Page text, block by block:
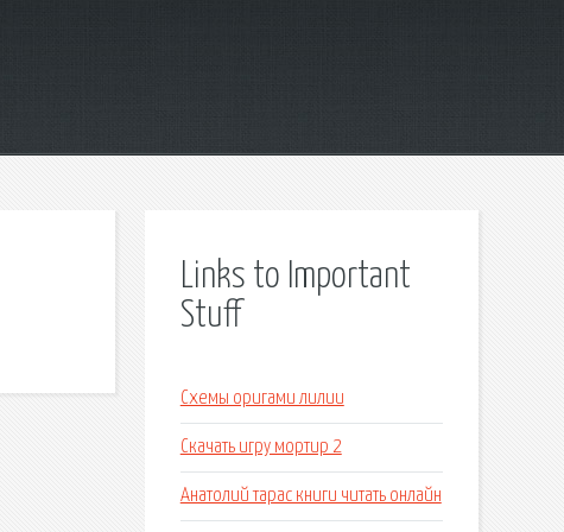
Links to Important
Stuff
Схемы оригами лилии
Скачать игру мортир 2
Анатолий тарас книги читать онлайн